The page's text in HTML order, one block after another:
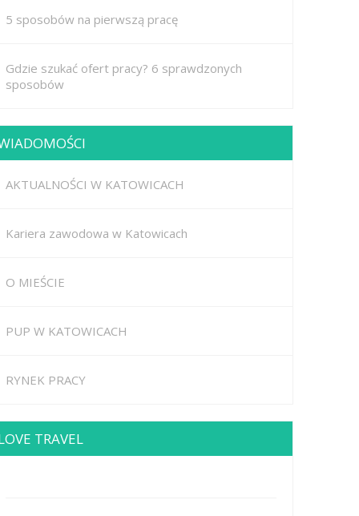
5 sposobów na pierwszą pracę
Gdzie szukać ofert pracy? 6 sprawdzonych
sposobów
AKTUALNOŚCI W KATOWICACH
Kariera zawodowa w Katowicach
O MIEŚCIE
PUP W KATOWICACH
RYNEK PRACY
TRAVEL